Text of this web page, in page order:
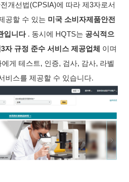
개선법(CPSIA)에 따라 제3자로서
공할 수 있는 미국 소비자제품안전
입니다. 동시에 HQTS는 공식적으
자 규정 준수 서비스 제공업체 이며
게 테스트, 인증, 검사, 감사, 라벨
비스를 제공할 수 있습니다.